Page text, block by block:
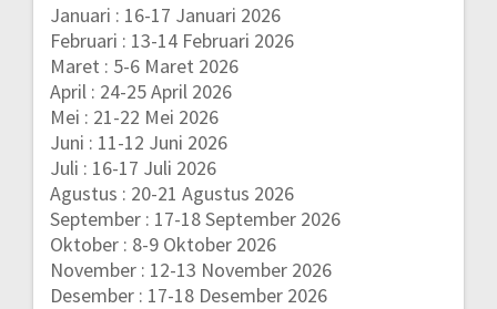
Januari : 16-17 Januari 2026
Februari : 13-14 Februari 2026
Maret : 5-6 Maret 2026
April : 24-25 April 2026
Mei : 21-22 Mei 2026
Juni : 11-12 Juni 2026
Juli : 16-17 Juli 2026
Agustus : 20-21 Agustus 2026
September : 17-18 September 2026
Oktober : 8-9 Oktober 2026
November : 12-13 November 2026
Desember : 17-18 Desember 2026